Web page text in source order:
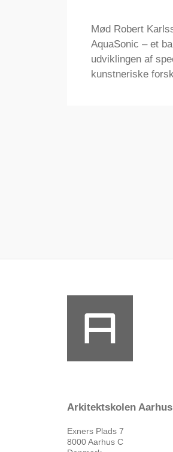
Mød Robert
AquaSonic – et
udviklingen af
kunstneriske
Arkitektskolen Aarhus
Exners Plads 7
8000 Aarhus C